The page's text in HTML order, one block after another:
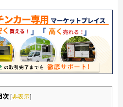
次[非表示]